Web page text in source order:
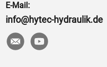
E-Mail:
info@hytec-hydraulik.de